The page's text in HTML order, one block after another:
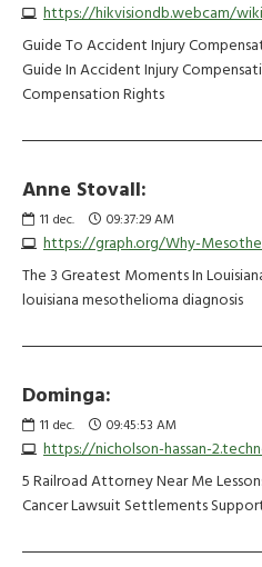
Guide To Accident Injury
Guide In Accident Injury
Compensation Rights
Anne Stovall:
11 dec. 09:37:29 AM
The 3 Greatest Moments In
louisiana mesothelioma diagnosis
Dominga:
11 dec. 09:45:53 AM
5 Railroad Attorney Near Me
Cancer Lawsuit Settlements